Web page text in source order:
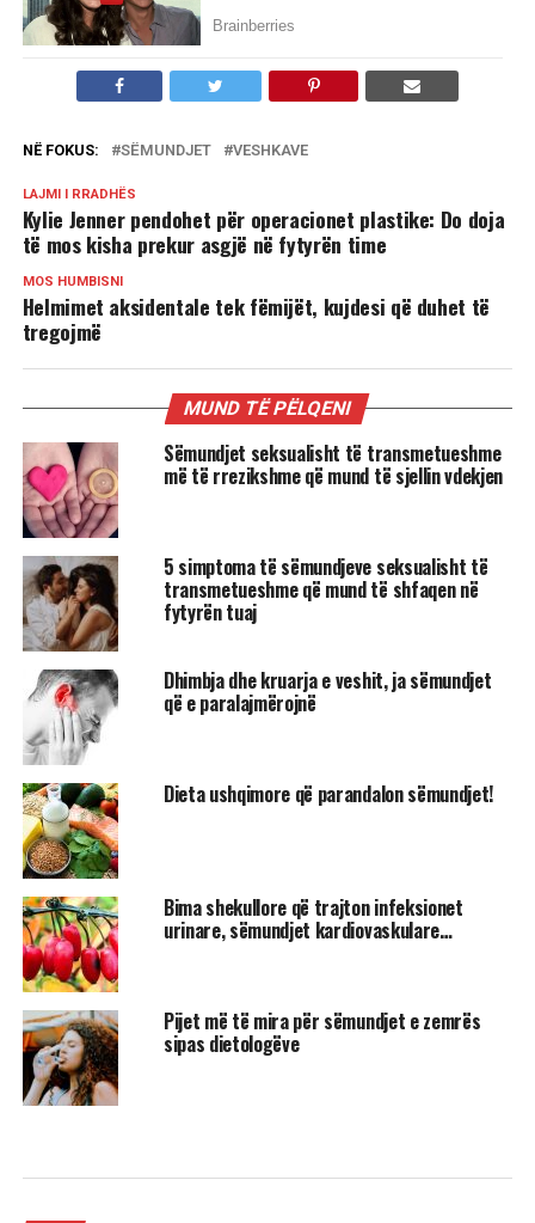
NË FOKUS: SËMUNDJET VESHKAVE
LAJMI I RRADHËS
Kylie Jenner pendohet për operacionet plastike: Do doja
të mos kisha prekur asgjë në fytyrën time
MOS HUMBISNI
Helmimet aksidentale tek fëmijët, kujdesi që duhet të
tregojmë
MUND TË PËLQENI
Sëmundjet seksualisht të transmetueshme
më të rrezikshme që mund të sjellin vdekjen
5 simptoma të sëmundjeve seksualisht të
transmetueshme që mund të shfaqen në
fytyrën tuaj
Dhimbja dhe kruarja e veshit, ja sëmundjet
që e paralajmërojnë
Dieta ushqimore që parandalon sëmundjet!
Bima shekullore që trajton infeksionet
urinare, sëmundjet kardiovaskulare…
Pijet më të mira për sëmundjet e zemrës
sipas dietologëve